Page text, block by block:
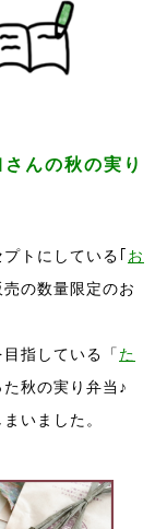
んの秋の実り
トにしている｢ お
売の数量限定のお
指している「 た
秋の実り弁当♪
いました。